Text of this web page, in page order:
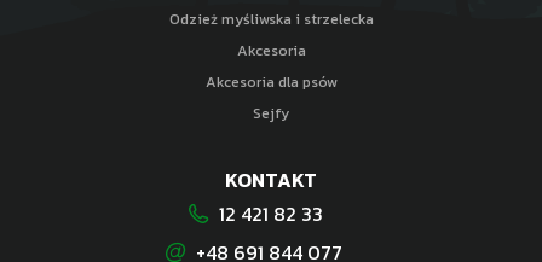
Odzież myśliwska i strzelecka
Akcesoria
Akcesoria dla psów
Sejfy
KONTAKT
12 421 82 33
+48 691 844 077